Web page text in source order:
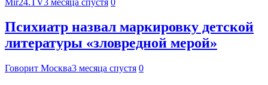
Психиатр назвал маркировку детской
литературы «зловредной мерой»
Говорит Москва3 месяца спустя 0